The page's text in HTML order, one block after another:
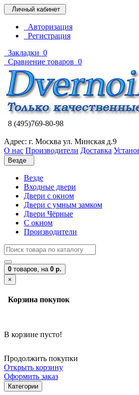
Личный кабинет
Авторизация
Регистрация
Закладки 0
Сравнение товаров 0
8 (495)769-80-98
Адрес: г. Москва ул. Минская д.9
О нас Производители Доставка
Везде
Везде
Входные двери
Двери с окном
Двери с умным замком
Двери Чёрные
C окном
Производители
0 товаров, на 0 р.
×
Корзина покупок
В корзине пусто!
Продолжить покупки
Открыть корзину
Оформить заказ
Категории